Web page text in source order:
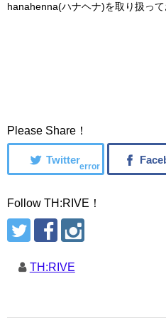
hanahenna(ハナヘナ)を取り扱って
Please Share！
error
Follow TH:RIVE！
TH:RIVE